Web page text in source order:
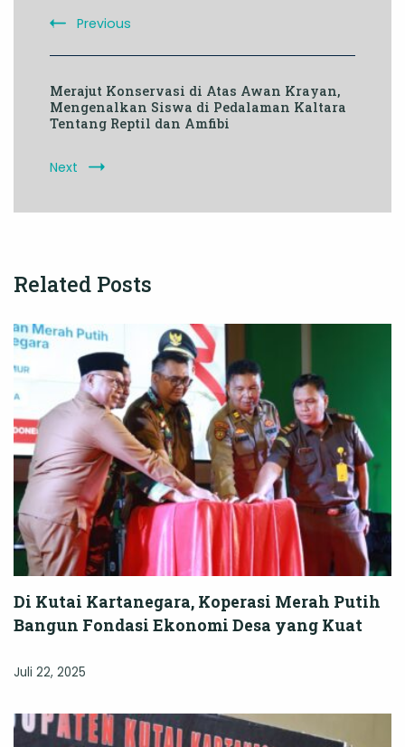
Previous
Merajut Konservasi di Atas Awan Krayan,
Mengenalkan Siswa di Pedalaman Kaltara
Tentang Reptil dan Amfibi
Next
Related Posts
Di Kutai Kartanegara, Koperasi Merah Putih
Bangun Fondasi Ekonomi Desa yang Kuat
Juli 22, 2025